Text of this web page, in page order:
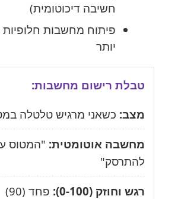
חשיבה דיכוטומית)
פיתוח מחשבות חלופיות
יותר
טבלת רישום מחשבות:
מצב: כשאני מרגיש טלטלה
מחשבה אוטומטית: "המטוס
להתרסק"
רגש וחוזק (0-100):
פחד (90)